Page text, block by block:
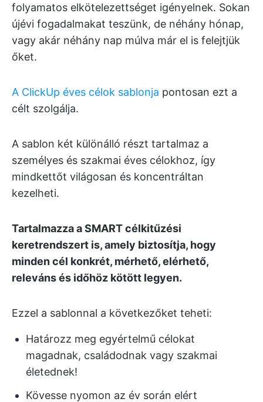
folyamatos elkötelezettséget igényelnek. Sokan
újévi fogadalmakat teszünk, de néhány hónap,
vagy akár néhány nap múlva már el is felejtjük
őket.
A ClickUp éves célok sablonja pontosan ezt a
célt szolgálja.
A sablon két különálló részt tartalmaz a
személyes és szakmai éves célokhoz, így
mindkettőt világosan és koncentráltan
kezelheti.
Tartalmazza a SMART célkitűzési
keretrendszert is, amely biztosítja, hogy
minden cél konkrét, mérhető, elérhető,
releváns és időhöz kötött legyen.
Ezzel a sablonnal a következőket teheti:
Határozz meg egyértelmű célokat
magadnak, családodnak vagy szakmai
életednek!
Kövesse nyomon az év során elért